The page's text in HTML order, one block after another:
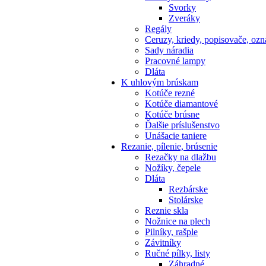
Svorky
Zveráky
Regály
Ceruzy, kriedy, popisovače,
Sady náradia
Pracovné lampy
Dláta
K uhlovým brúskam
Kotúče rezné
Kotúče diamantové
Kotúče brúsne
Ďalšie príslušenstvo
Unášacie taniere
Rezanie, pílenie, brúsenie
Rezačky na dlažbu
Nožíky, čepele
Dláta
Rezbárske
Stolárske
Reznie skla
Nožnice na plech
Pilníky, rašple
Závitníky
Ručné pílky, listy
Záhradné